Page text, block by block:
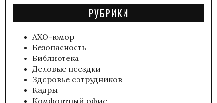
РУБРИКИ
АХО-юмор
Безопасность
Библиотека
Деловые поездки
Здоровье сотрудников
Кадры
Комфортный офис